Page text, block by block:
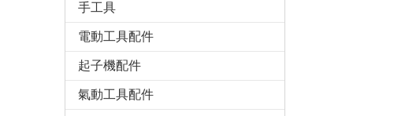
手工具
電動工具配件
起子機配件
氣動工具配件